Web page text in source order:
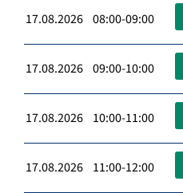
17.08.2026 08:00-09:00
17.08.2026 09:00-10:00
17.08.2026 10:00-11:00
17.08.2026 11:00-12:00